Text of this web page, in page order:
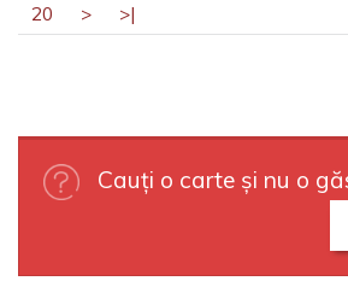
20
> >|
Cauți o carte și nu o